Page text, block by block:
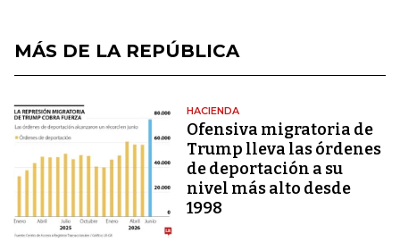
MÁS DE LA REPÚBLICA
HACIENDA
Ofensiva migratoria de
Trump lleva las órdenes
de deportación a su
nivel más alto desde
1998